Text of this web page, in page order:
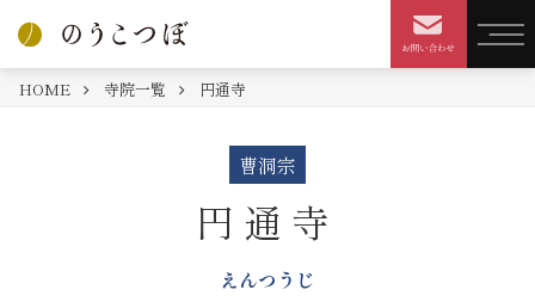
HOME 寺院一覧 円通寺
曹洞宗
円通寺
えんつうじ